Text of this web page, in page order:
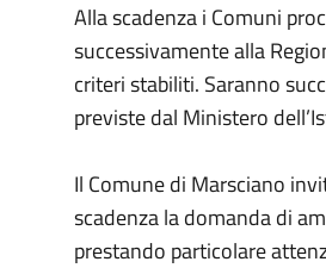
Alla scadenza i Comuni
successivamente alla
criteri stabiliti. Saranno
previste dal Ministero
Il Comune di Marsciano
scadenza la domanda di
prestando particolare